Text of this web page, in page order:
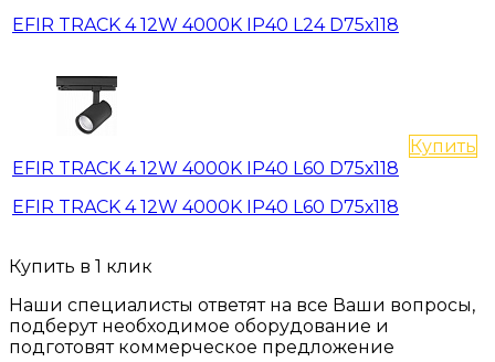
EFIR TRACK 4 12W 4000K IP40 L24 D75х118
EFIR TRACK 4 12W 4000K IP40 L60 D75х118
EFIR TRACK 4 12W 4000K IP40 L60 D75х118
Купить
Купить в 1 клик
Наши специалисты ответят на все Ваши вопросы,
подберут необходимое оборудование и
подготовят коммерческое предложение